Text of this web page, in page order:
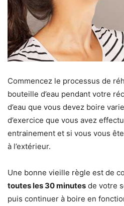
Commencez le processus de
bouteille d’eau pendant votre
d’eau que vous devez boire
d’exercice que vous avez
entrainement et si vous vous
à l’extérieur.
Une bonne vieille règle est de
toutes les 30 minutes de votre
puis continuer à boire en